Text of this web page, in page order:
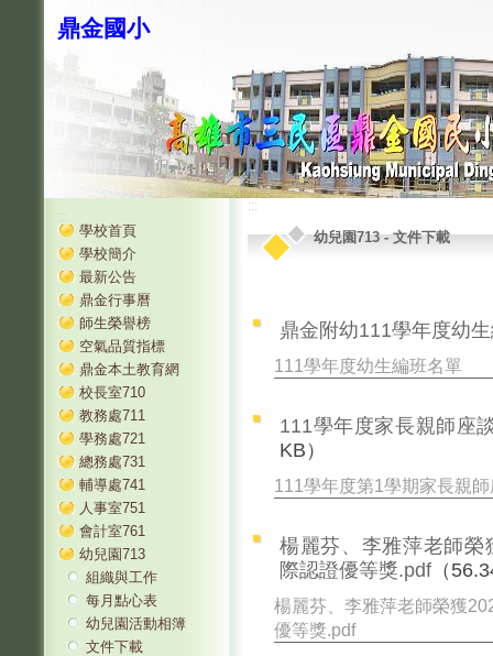
鼎金國小
:::
學校首頁
學校簡介
最新公告
鼎金行事曆
師生榮譽榜
空氣品質指標
鼎金本土教育網
校長室710
教務處711
學務處721
總務處731
輔導處741
人事室751
會計室761
幼兒園713
組織與工作
每月點心表
幼兒園活動相簿
文件下載
:::
幼兒園713-文件下載
鼎金附幼111學年度幼
111學年度幼生編班名單
111學年度家長親師座
KB）
111學年度第1學期家長親
楊麗芬、李雅萍老師榮
際認證優等獎.pdf （
楊麗芬、李雅萍老師榮獲
優等獎.pdf